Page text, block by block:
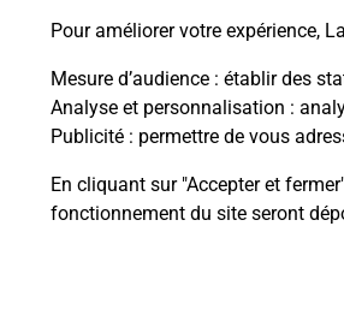
Pour améliorer votre expérience,
Mesure d’audience : établir des
Analyse et personnalisation :
Publicité : permettre de vous
En cliquant sur "Accepter et
fonctionnement du site seront
En savoir plus